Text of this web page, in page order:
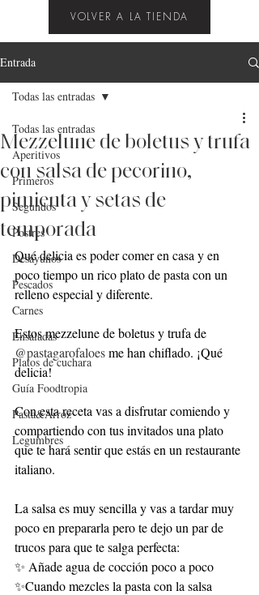
VOLVER A LA TIENDA
Entrada
Todas las entradas
Aperitivos
Primeros
Segundos
Postres
Desayunos
Pescados
Carnes
Ensaladas
Platos de cuchara
Guía Foodtropia
Pasta&Arroz
Legumbres
Todas las entradas
Mezzelune de boletus y trufa
con salsa de pecorino,
pimienta y setas de
temporada
Qué delicia es poder comer en casa y en
poco tiempo un rico plato de pasta con un
relleno especial y diferente.
Estos mezzelune de boletus y trufa de
@pastagarofaloes me han chiflado. ¡Qué
delicia!
Con esta receta vas a disfrutar comiendo y
compartiendo con tus invitados una plato
que te hará sentir que estás en un restaurante
italiano.
La salsa es muy sencilla y vas a tardar muy
poco en prepararla pero te dejo un par de
trucos para que te salga perfecta:
✨ Añade agua de cocción poco a poco
✨Cuando mezcles la pasta con la salsa